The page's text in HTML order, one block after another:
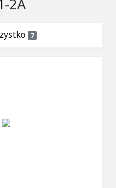
2A
7